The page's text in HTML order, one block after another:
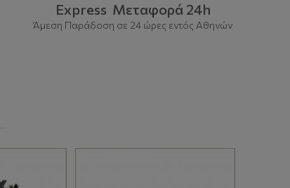
Express Μεταφορά 24h
Άμεση Παράδοση σε 24 ώρες εντός Αθηνών